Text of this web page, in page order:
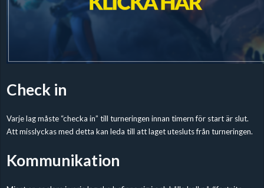
Check in
Varje lag måste “checka in” till turneringen innan timern för start är slut.
Att misslyckas med detta kan leda till att laget utesluts från turneringen.
Kommunikation